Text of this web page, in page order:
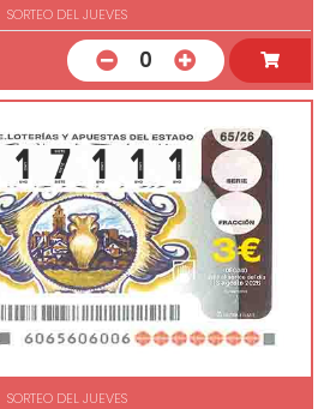
SORTEO DEL JUEVES
0
SORTEO DEL JUEVES